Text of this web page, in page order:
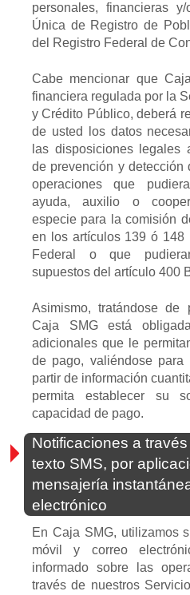
personales, financieras
Única de Registro de
del Registro Federal de
Cabe mencionar que
financiera regulada por la
y Crédito Público, deberá
de usted los datos
las disposiciones legales
de prevención y detección
operaciones que
ayuda, auxilio o
especie para la comisión
en los artículos 139 ó 148
Federal o que
supuestos del artículo 400
Asimismo, tratándose de
Caja SMG está
adicionales que le
de pago, valiéndose
partir de información
permita establecer su
capacidad de pago.
Notificaciones a
texto SMS, por
mensajería
electrónico
En Caja SMG, utilizamos
móvil y correo
informado sobre las
través de nuestros